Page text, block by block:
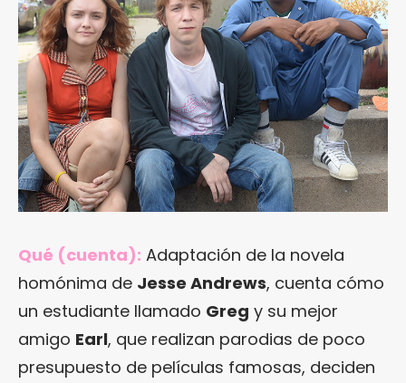
Qué (cuenta): Adaptación de la novela
homónima de Jesse Andrews, cuenta cómo
un estudiante llamado Greg y su mejor
amigo Earl, que realizan parodias de poco
presupuesto de películas famosas, deciden